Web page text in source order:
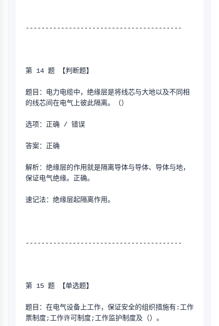
----------------------------------------
第 14 题 【判断题】
题目：电力电缆中，绝缘层是将线芯与大地以及不同相
的线芯间在电气上彼此隔离。（）
选项：正确 / 错误
答案：正确
解析：绝缘层的作用就是隔离导体与导体、导体与地，
保证电气绝缘。正确。
速记法：绝缘层起隔离作用。
----------------------------------------
第 15 题 【单选题】
题目：在电气设备上工作，保证安全的组织措施有:工作
票制度;工作许可制度;工作监护制度及（）。